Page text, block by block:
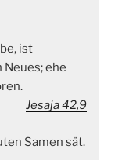
ist
ehe
Jesaja 42,9
Samen sät.